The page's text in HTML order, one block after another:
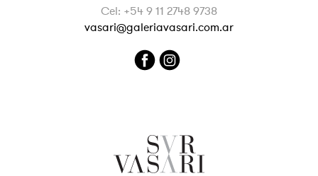
Cel: +54 9 11 2748 9738
vasari@galeriavasari.com.ar